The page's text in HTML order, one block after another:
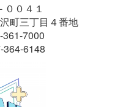
００４１
町三丁目４番地
7000
364-6148